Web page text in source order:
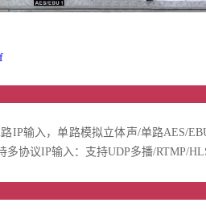
IP输入，单路模拟立体声/单路AES/
协议IP输入：支持UDP多播/RTMP/